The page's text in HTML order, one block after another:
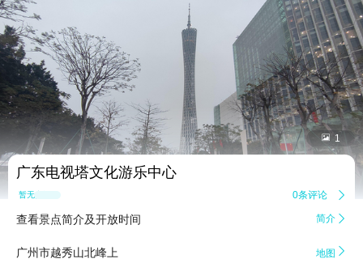
 1
广东电视塔文化游乐中心
暂无点评 0条评论 
查看景点简介及开放时间 简介 
广州市越秀山北峰上 地图 
